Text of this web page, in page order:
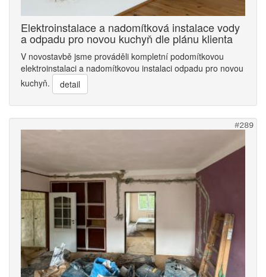
Elektroinstalace a nadomítková instalace vody
a odpadu pro novou kuchyň dle plánu klienta
V novostavbě jsme prováděli kompletní podomítkovou
elektroinstalaci a nadomítkovou instalaci odpadu pro novou
kuchyň.
detail
#289